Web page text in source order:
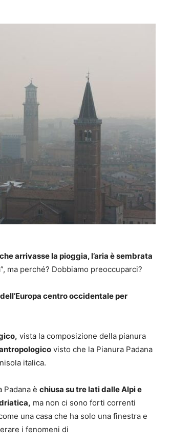
arrivasse la pioggia, l’aria è sembrata
ma perché? Dobbiamo preoccuparci?
centro occidentale per
vista la composizione della pianura
visto che la Pianura Padana
italica.
è chiusa su tre lati dalle Alpi e
ma non ci sono forti correnti
una casa che ha solo una finestra e
i fenomeni di